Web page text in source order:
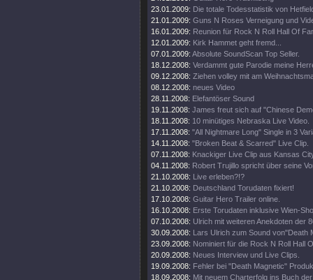
23.01.2009: Die totale Todesstatistik von
21.01.2009: Guns N Roses Verneigung und
16.01.2009: Reunion für Rock N Roll Hall Of
12.01.2009: Kirk Hammet geht fremd...
07.01.2009: Absolute SoundScan Top Seller.
18.12.2008: Verdammt gute Parodie meine
09.12.2008: Ziehen volley mit am
08.12.2008: neues Video
28.11.2008: Elefantöser Sound
19.11.2008: James freut sich auf "Chinese
18.11.2008: 10 minütiges Nebraska Live Video.
17.11.2008: "All Nightmare Long" Single in 3
14.11.2008: "Broken Beat & Scarred" Live Clip.
07.11.2008: Knackiger Live Clip aus Kansas
04.11.2008: Robert Trujillo spricht über seine
21.10.2008: Live erleben?!?
21.10.2008: Deutschland Torudaten fixiert!
17.10.2008: Guitar Hero Trailer online.
16.10.2008: Erste Torudaten inklusive Wien-
07.10.2008: Ulrich mit weiteren Anekdoten der
30.09.2008: Lars Ulrich zum Sound von"Death
23.09.2008: Nominiert für die Rock N Roll Hall
20.09.2008: Neues Interview und Live Clips.
19.09.2008: Fehler bei "Death Magnetic"
18.09.2008: Mit neuem Charterfolg ins Buch